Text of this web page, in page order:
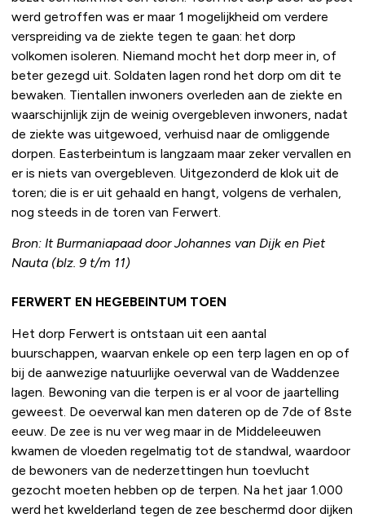
werd getroffen was er maar 1 mogelijkheid om verdere
verspreiding va de ziekte tegen te gaan: het dorp
volkomen isoleren. Niemand mocht het dorp meer in, of
beter gezegd uit. Soldaten lagen rond het dorp om dit te
bewaken. Tientallen inwoners overleden aan de ziekte en
waarschijnlijk zijn de weinig overgebleven inwoners, nadat
de ziekte was uitgewoed, verhuisd naar de omliggende
dorpen. Easterbeintum is langzaam maar zeker vervallen en
er is niets van overgebleven. Uitgezonderd de klok uit de
toren; die is er uit gehaald en hangt, volgens de verhalen,
nog steeds in de toren van Ferwert.
Bron: It Burmaniapaad door Johannes van Dijk en Piet
Nauta (blz. 9 t/m 11)
FERWERT EN HEGEBEINTUM TOEN
Het dorp Ferwert is ontstaan uit een aantal
buurschappen, waarvan enkele op een terp lagen en op of
bij de aanwezige natuurlijke oeverwal van de Waddenzee
lagen. Bewoning van die terpen is er al voor de jaartelling
geweest. De oeverwal kan men dateren op de 7de of 8ste
eeuw. De zee is nu ver weg maar in de Middeleeuwen
kwamen de vloeden regelmatig tot de standwal, waardoor
de bewoners van de nederzettingen hun toevlucht
gezocht moeten hebben op de terpen. Na het jaar 1.000
werd het kwelderland tegen de zee beschermd door dijken